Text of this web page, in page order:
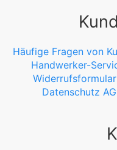
Häufige Fragen von
Handwerker-
Widerrufsformular
Datenschutz